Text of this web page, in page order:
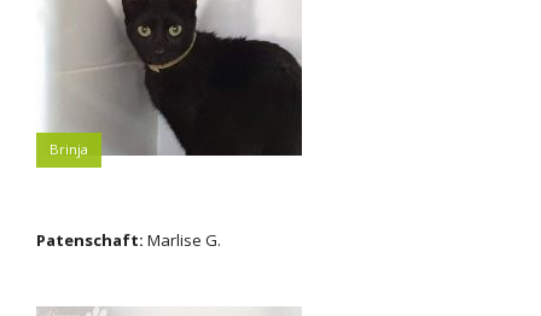
Brinja
Patenschaft: Marlise G.